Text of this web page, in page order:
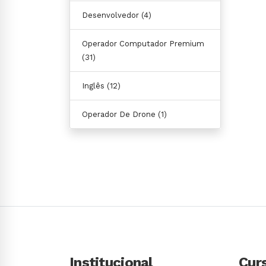
Desenvolvedor (4)
Operador Computador Premium
(31)
Inglês (12)
Operador De Drone (1)
Institucional